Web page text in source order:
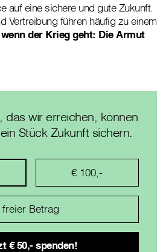
auf eine sichere und gute Zukunft.
Vertreibung führen häufig zu einem
der Krieg geht: Die Armut
das wir erreichen, können
Stück Zukunft sichern.
€ 100,-